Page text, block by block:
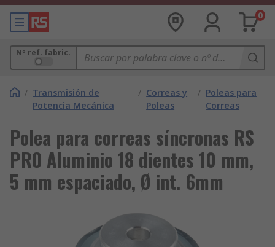
0
Nº ref. fabric.
/ Transmisión de
Potencia Mecánica
/ Correas y
Poleas
/ Poleas para
Correas
Polea para correas síncronas RS
PRO Aluminio 18 dientes 10 mm,
5 mm espaciado, Ø int. 6mm